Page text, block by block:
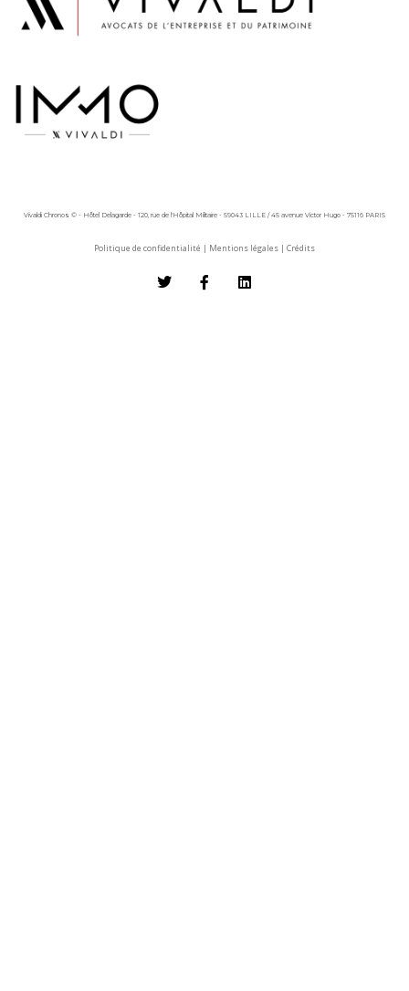
Vivaldi Chronos © - Hôtel Delagarde - 120, rue de l'Hôpital Militaire - 59043 LILLE / 45 avenue Victor Hugo - 75116 PARIS
Politique de confidentialité | Mentions légales | Crédits